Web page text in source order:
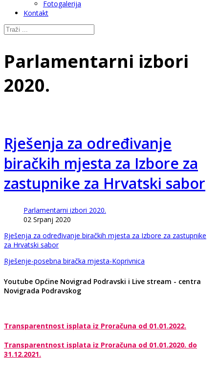
Fotogalerija
Kontakt
Parlamentarni izbori
2020.
Rješenja za određivanje
biračkih mjesta za Izbore za
zastupnike za Hrvatski sabor
Parlamentarni izbori 2020.
02 Srpanj 2020
Rješenja za određivanje biračkih mjesta za Izbore za zastupnike
za Hrvatski sabor
Rješenje-posebna biračka mjesta-Koprivnica
Youtube Općine Novigrad Podravski i Live stream - centra
Novigrada Podravskog
Transparentnost isplata iz Proračuna od 01.01.2022.
Transparentnost isplata iz Proračuna od 01.01.2020. do
31.12.2021.